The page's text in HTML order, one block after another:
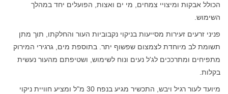
הכולל אבקות ומיצויי צמחים, מי ים ואצות, הפועלים יחד במהלך
השימוש.
פניני זרעים זעירות מסייעות בניקוי נקבוביות העור והחלקתו, תוך מתן
תשומת לב מיוחדת לצמצום שפשוף יתר. בתוספת מים, גרגירי המירוק
מתפיחים ומתרככים לג'ל נעים ונוח לשימוש, ושטיפתם מהעור נעשית
בקלות.
מיועד לעור רגיל ויבש, התכשיר מגיע בנפח 30 מ"ל ומציע חוויית ניקוי